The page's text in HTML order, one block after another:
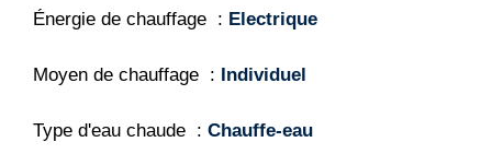
Énergie de chauffage Electrique
Moyen de chauffage Individuel
Type d'eau chaude Chauffe-eau